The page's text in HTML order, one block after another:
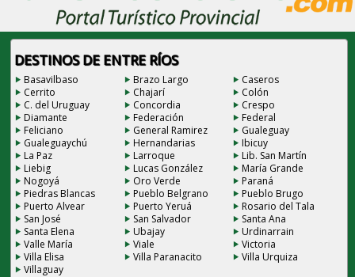
DESTINOS DE ENTRE RÍOS
Basavilbaso Brazo Largo
Caseros
Cerrito
Chajarí
Colón
C. del Uruguay
Concordia
Crespo
Diamante
Federación
Federal
Feliciano
General Ramirez
Gualeguay
Gualeguaychú
Hernandarias
Ibicuy
La Paz
Larroque
Lib. San Martín
Liebig
Lucas González
María Grande
Nogoyá
Oro Verde
Paraná
Piedras Blancas
Pueblo Belgrano
Pueblo Brugo
Puerto Alvear
Puerto Yeruá
Rosario del Tala
San José
San Salvador
Santa Ana
Santa Elena
Ubajay
Urdinarrain
Valle María
Viale
Victoria
Villa Elisa
Villa Paranacito
Villa Urquiza
Villaguay